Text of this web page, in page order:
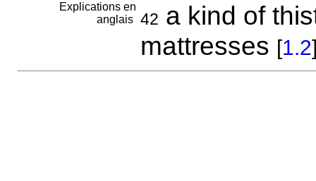
Explications en
anglais 42 a kind of
mattresses [1.2